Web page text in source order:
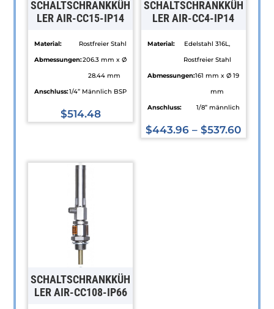
SCHALTSCHRANKKÜH
LER AIR-CC15-IP14
Material:
Rostfreier Stahl
Abmessungen:206.3 mm x Ø
28.44 mm
Anschluss:1/4” Männlich BSP
$514.48
weist
auf.
Die
Optionen
der
SCHALTSCHRANKKÜH
LER AIR-CC4-IP14
Material:
Edelstahl 316L,
Rostfreier Stahl
Abmessungen:161 mm x Ø 19
mm
Anschluss:
1/8” männlich
$443.96 –$537.60
SCHALTSCHRANKKÜH
LER AIR-CC108-IP66